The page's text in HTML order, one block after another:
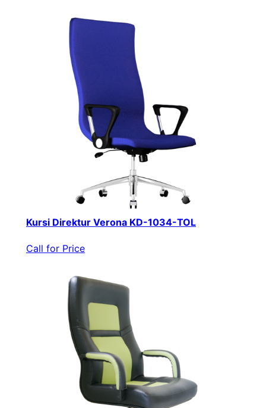
Kursi Direktur Verona KD-1034-TOL
Call for Price